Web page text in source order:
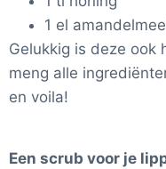
1 el
Gelukkig is deze ook
meng alle
en voila!
Een scrub voor je